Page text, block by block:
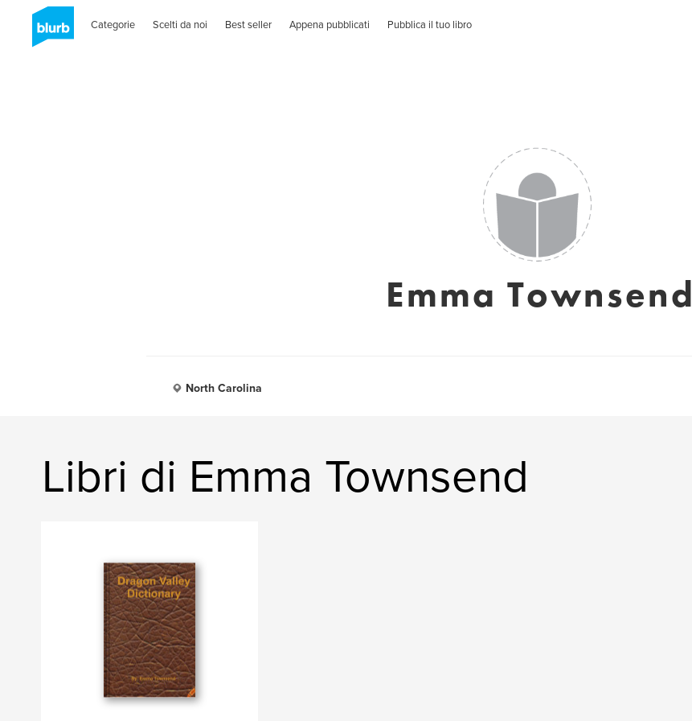
Categorie Scelti da noi Best seller Appena pubblicati Pubblica il tuo libro
Emma Townsend
North Carolina
Libri di Emma Townsend